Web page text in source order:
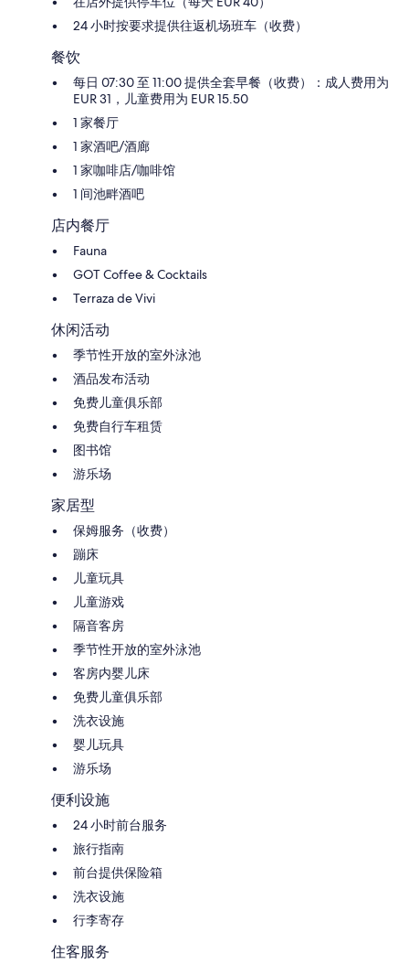
24 小时按要求提供往返机场班车（收费）
餐饮
每日 07:30 至 11:00 提供全套早餐（收费）：成人费用为
EUR 31，儿童费用为 EUR 15.50
1 家餐厅
1 家酒吧/酒廊
1 家咖啡店/咖啡馆
1 间池畔酒吧
店内餐厅
Fauna
GOT Coffee & Cocktails
Terraza de Vivi
休闲活动
季节性开放的室外泳池
酒品发布活动
免费儿童俱乐部
免费自行车租赁
图书馆
游乐场
家居型
保姆服务（收费）
蹦床
儿童玩具
儿童游戏
隔音客房
季节性开放的室外泳池
客房内婴儿床
免费儿童俱乐部
洗衣设施
婴儿玩具
游乐场
便利设施
24 小时前台服务
旅行指南
前台提供保险箱
洗衣设施
行李寄存
住客服务